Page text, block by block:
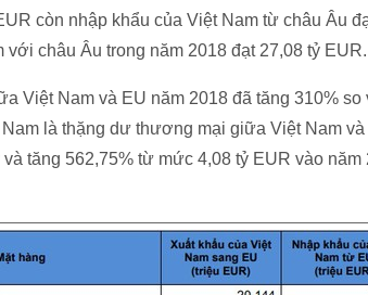
còn nhập khẩu của Việt Nam từ châu Âu
châu Âu trong năm 2018 đạt 27,08 tỷ EUR.
Việt Nam và EU năm 2018 đã tăng 310% so
là thặng dư thương mại giữa Việt Nam
tăng 562,75% từ mức 4,08 tỷ EUR vào năm